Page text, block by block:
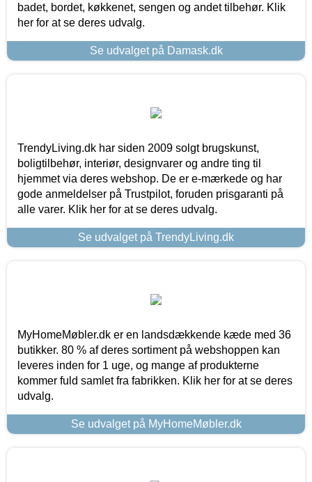
badet, bordet, køkkenet, sengen og andet tilbehør. Klik
her for at se deres udvalg.
Se udvalget på Damask.dk
TrendyLiving.dk har siden 2009 solgt brugskunst,
boligtilbehør, interiør, designvarer og andre ting til
hjemmet via deres webshop. De er e-mærkede og har
gode anmeldelser på Trustpilot, foruden prisgaranti på
alle varer. Klik her for at se deres udvalg.
Se udvalget på TrendyLiving.dk
MyHomeMøbler.dk er en landsdækkende kæde med 36
butikker. 80 % af deres sortiment på webshoppen kan
leveres inden for 1 uge, og mange af produkterne
kommer fuld samlet fra fabrikken. Klik her for at se deres
udvalg.
Se udvalget på MyHomeMøbler.dk